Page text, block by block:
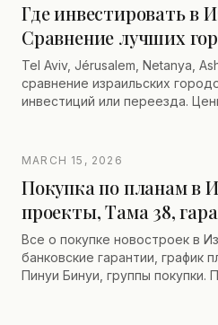
Где инвестировать в
Сравнение лучших
Tel Aviv, Jérusalem, Netanya,
сравнение израильских
инвестиций или переезда.
MARCH 15, 2026
Покупка по планам в
проекты, Тама 38,
Все о покупке новостроек в
банковские гарантии, график
Пинуи Бинуи, группы покупки.